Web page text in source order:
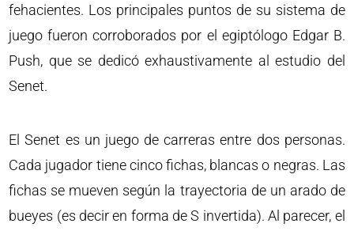
fehacientes. Los principales puntos de su sistema de
juego fueron corroborados por el egiptólogo Edgar B.
Push, que se dedicó exhaustivamente al estudio del
Senet.
El Senet es un juego de carreras entre dos personas.
Cada jugador tiene cinco fichas, blancas o negras. Las
fichas se mueven según la trayectoria de un arado de
bueyes (es decir en forma de S invertida). Al parecer, el